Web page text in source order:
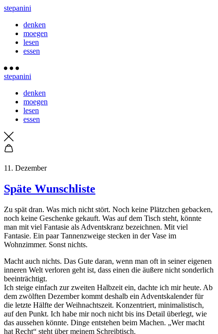
stepanini
denken
moegen
lesen
essen
stepanini
denken
moegen
lesen
essen
11. Dezember
Späte Wunschliste
Zu spät dran. Was mich nicht stört. Noch keine Plätzchen gebacken,
noch keine Geschenke gekauft. Was auf dem Tisch steht, könnte
man mit viel Fantasie als Adventskranz bezeichnen. Mit viel
Fantasie. Ein paar Tannenzweige stecken in der Vase im
Wohnzimmer. Sonst nichts.
Macht auch nichts. Das Gute daran, wenn man oft in seiner eigenen
inneren Welt verloren geht ist, dass einen die äußere nicht sonderlich
beeinträchtigt.
Ich steige einfach zur zweiten Halbzeit ein, dachte ich mir heute. Ab
dem zwölften Dezember kommt deshalb ein Adventskalender für
die letzte Hälfte der Weihnachtszeit. Konzentriert, minimalistisch,
auf den Punkt. Ich habe mir noch nicht bis ins Detail überlegt, wie
das aussehen könnte. Dinge entstehen beim Machen. „Wer macht
hat Recht“ steht über meinem Schreibtisch.